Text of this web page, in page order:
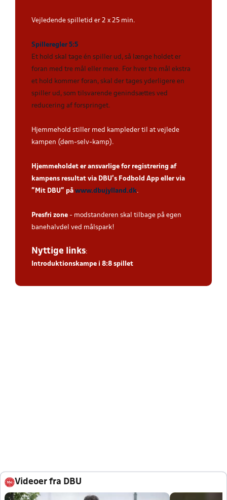
Vejledende spilletid er 2 x 25 min.
Spilleregler 5:5
Et hold skal tage én spiller ud, så længe holdet er
foran med tre mål eller mere. For hver tre mål ekstra
et hold kommer foran, skal der tages yderligere en
spiller ud, som tilsvarende genindsættes ved
reducering af forspringet.
Hjemmehold stiller med kampleder til at vejlede
kampen (døm-selv-kamp).
Hjemmeholdet er ansvarlige for registrering af
kampens resultat via DBU’s Fodbold App eller via
”Mit DBU” på www.dbujylland.dk.
Presfri zone - modstanderen skal tilbage på egen
banehalvdel ved målspark!
Nyttige links:
Introduktionskampe i 8:8 spillet
Videoer fra DBU